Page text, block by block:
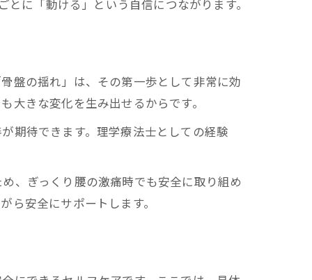
に「動ける」という自信につながります。
盤の揺れ」は、その第一歩として非常に効
大きな変化を生み出せるからです。
期待できます。理学療法士としての経験
、ぎっくり腰の激痛時でも安全に取り組め
ら安全にサポートします。